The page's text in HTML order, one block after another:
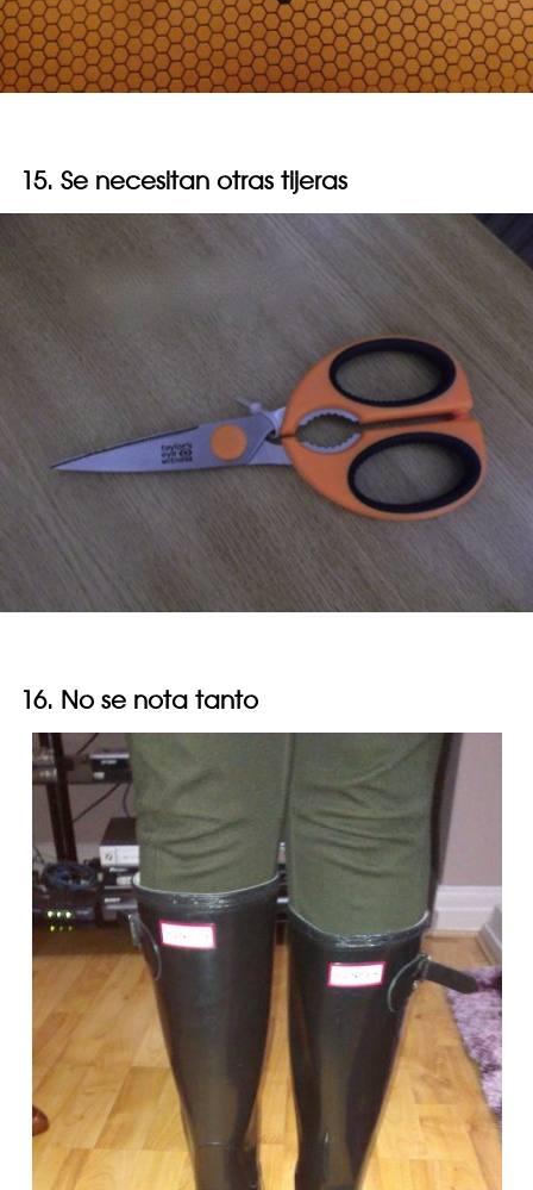
15. Se necesitan otras tijeras
16. No se nota tanto